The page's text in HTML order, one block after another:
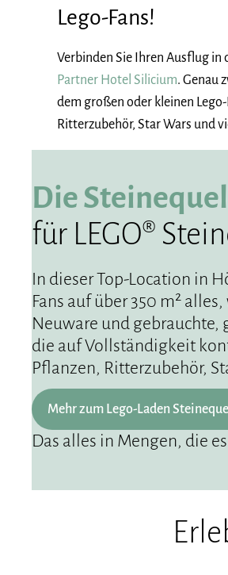
Lego-Fans!
Verbinden Sie Ihren Ausflug
Partner Hotel Silicium. Genau
dem großen oder kleinen
Ritterzubehör, Star Wars und
Die
für LEGO®
In dieser Top-Location in
Fans auf über 350 m²
Neuware und gebrauchte,
die auf Vollständigkeit
Pflanzen, Ritterzubehör,
Mehr zum Lego-Laden
Das alles in Mengen, die